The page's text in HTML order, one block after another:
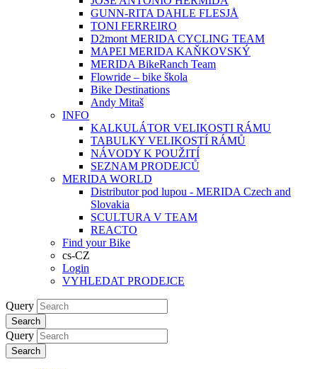
GUNN-RITA DAHLE FLESJÅ
TONI FERREIRO
D2mont MERIDA CYCLING TEAM
MAPEI MERIDA KAŇKOVSKÝ
MERIDA BikeRanch Team
Flowride – bike škola
Bike Destinations
Andy Mitaš
INFO
KALKULÁTOR VELIKOSTI RÁMU
TABULKY VELIKOSTÍ RÁMŮ
NÁVODY K POUŽITÍ
SEZNAM PRODEJCŮ
MERIDA WORLD
Distributor pod lupou - MERIDA Czech and
Slovakia
SCULTURA V TEAM
REACTO
Find your Bike
cs-CZ
Login
VYHLEDAT PRODEJCE
Query
Search
Query
Search